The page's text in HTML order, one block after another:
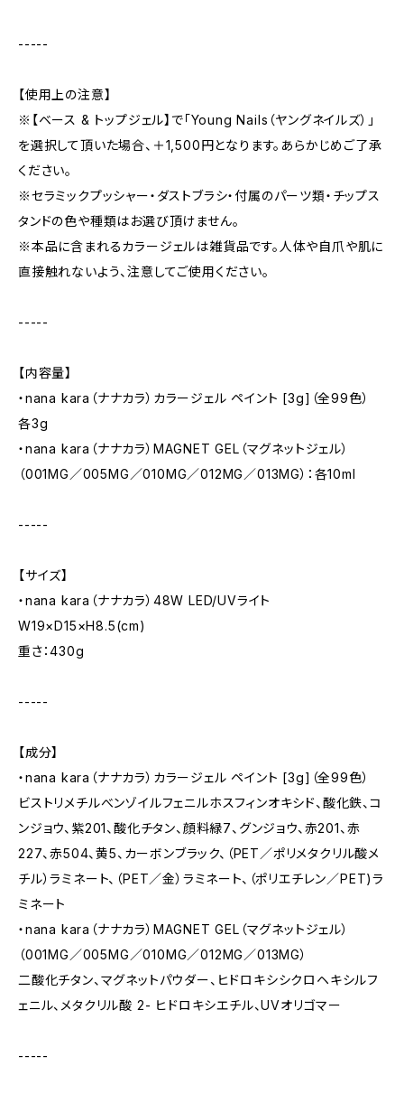
-----
【使用上の注意】
※【ベース & トップジェル】で「Young Nails（ヤングネイルズ）」
を選択して頂いた場合、＋1,500円となります。あらかじめご了承
ください。
※セラミックプッシャー・ダストブラシ・付属のパーツ類・チップス
タンドの色や種類はお選び頂けません。
※本品に含まれるカラージェルは雑貨品です。人体や自爪や肌に
直接触れないよう、注意してご使用ください。
-----
【内容量】
・nana kara（ナナカラ）カラージェル ペイント [3g]（全99色）
各3g
・nana kara（ナナカラ）MAGNET GEL（マグネットジェル）
（001MG／005MG／010MG／012MG／013MG）：各10ml
-----
【サイズ】
・nana kara（ナナカラ）48W LED/UVライト
W19×D15×H8.5(cm)
重さ：430g
-----
【成分】
・nana kara（ナナカラ）カラージェル ペイント [3g]（全99色）
ビストリメチルべンゾイルフェニルホスフィンオキシド、酸化鉄、コ
ンジョウ、紫201、酸化チタン、顔料緑7、グンジョウ、赤201、赤
227、赤504、黄5、カーボンブラック、（PET／ポリメタクリル酸メ
チル）ラミネート、（PET／金）ラミネート、（ポリエチレン／PET)ラ
ミネート
・nana kara（ナナカラ）MAGNET GEL（マグネットジェル）
（001MG／005MG／010MG／012MG／013MG）
二酸化チタン、マグネットパウダー、ヒドロキシシクロヘキシルフ
ェニル、メタクリル酸 2- ヒドロキシエチル、UVオリゴマー
-----